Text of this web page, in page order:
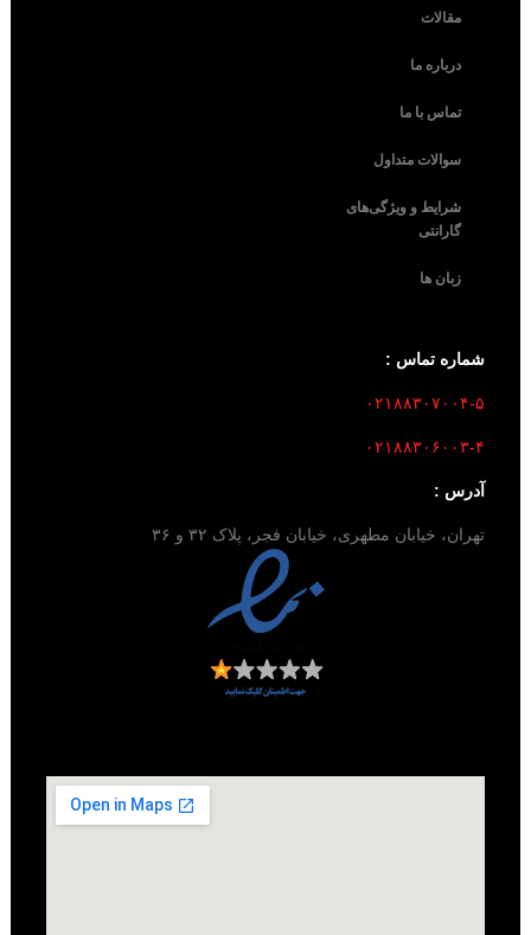
مقالات
درباره ما
تماس با ما
سوالات متداول
شرایط و ویژگی‌های
گارانتی
زبان ها
شماره تماس :
۰۲۱۸۸۳۰۷۰۰۴-۵
۰۲۱۸۸۳۰۶۰۰۳-۴
آدرس :
تهران، خیابان مطهری، خیابان فجر، پلاک ۳۲ و ۳۶